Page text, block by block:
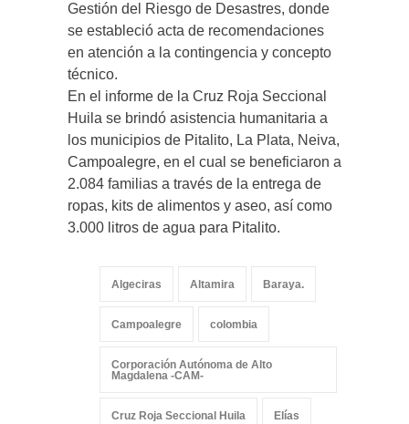
Gestión del Riesgo de Desastres, donde
se estableció acta de recomendaciones
en atención a la contingencia y concepto
técnico.
En el informe de la Cruz Roja Seccional
Huila se brindó asistencia humanitaria a
los municipios de Pitalito, La Plata, Neiva,
Campoalegre, en el cual se beneficiaron a
2.084 familias a través de la entrega de
ropas, kits de alimentos y aseo, así como
3.000 litros de agua para Pitalito.
Algeciras Altamira Baraya.
Campoalegre colombia
Corporación Autónoma de Alto
Magdalena -CAM-
Cruz Roja Seccional Huila Elías